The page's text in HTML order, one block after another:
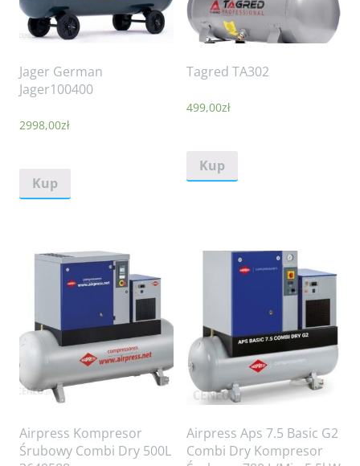
Jager German
Jager100400
2998,00zł
Kup
Tagred TA302
499,00zł
Kup
Airpress Kompresor
Śrubowy Combi Dry 500L
Airpress Aps 7.5 Basic G2
Combi Dry Kompresor